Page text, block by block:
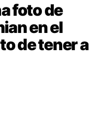
foto de
en el
de tener a